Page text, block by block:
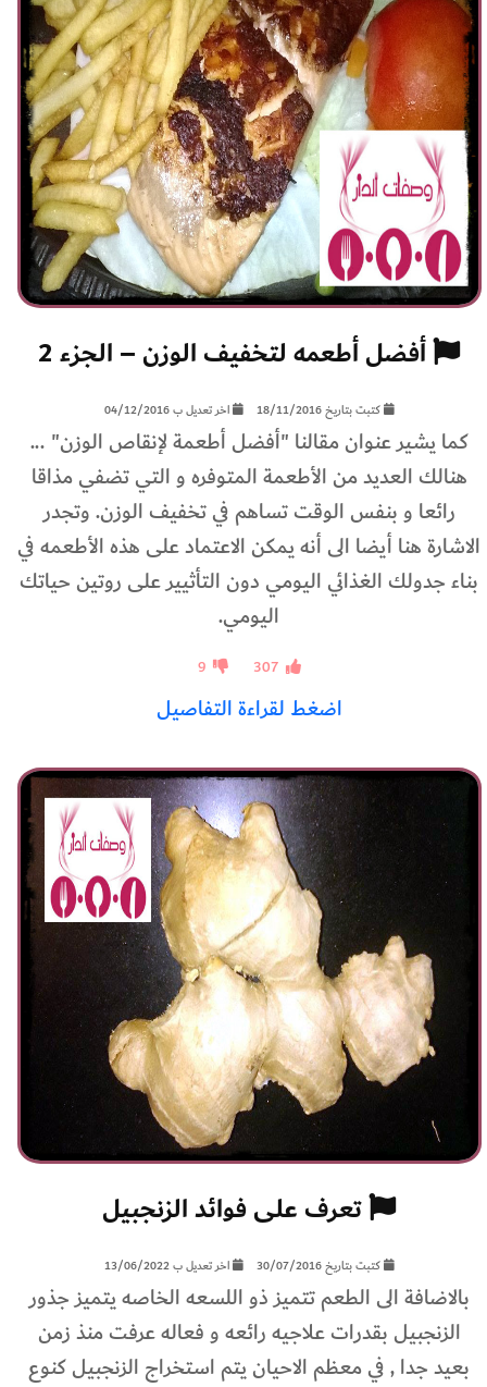
أفضل أطعمه لتخفيف الوزن – الجزء 2
كتبت بتاريخ 18/11/2016 اخر تعديل ب 04/12/2016
كما يشير عنوان مقالنا "أفضل أطعمة لإنقاص الوزن" ...
هنالك العديد من الأطعمة المتوفره و التي تضفي مذاقا
رائعا و بنفس الوقت تساهم في تخفيف الوزن. وتجدر
الاشارة هنا أيضا الى أنه يمكن الاعتماد على هذه الأطعمه في
بناء جدولك الغذائي اليومي دون التأثيير على روتين حياتك
اليومي.
307
9
اضغط لقراءة التفاصيل
تعرف على فوائد الزنجبيل
كتبت بتاريخ 30/07/2016 اخر تعديل ب 13/06/2022
بالاضافة الى الطعم تتميز ذو اللسعه الخاصه يتميز جذور
الزنجبيل بقدرات علاجيه رائعه و فعاله عرفت منذ زمن
بعيد جدا , في معظم الاحيان يتم استخراج الزنجبيل كنوع